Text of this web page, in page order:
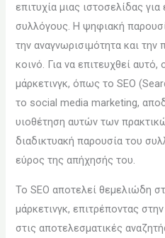
επιτυχία μιας ιστοσελίδας
συλλόγους. Η ψηφιακή
την αναγνωρισιμότητα και
κοινό. Για να επιτευχθεί
μάρκετινγκ, όπως το SEO
το social media marketing,
υιοθέτηση αυτών των
διαδικτυακή παρουσία του
εύρος της απήχησής του.
Το SEO αποτελεί θεμελιώδη
μάρκετινγκ, επιτρέποντας
στις αποτελεσματικές